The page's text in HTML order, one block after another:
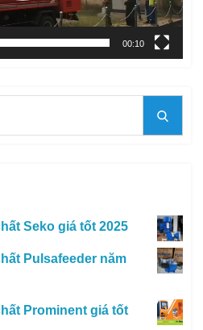
00:10
Seko giá tốt 2025
Pulsafeeder năm
Prominent giá tốt